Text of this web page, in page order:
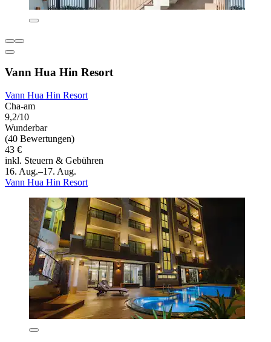
Vann Hua Hin Resort
Vann Hua Hin Resort
Cha-am
9,2/10
Wunderbar
(40 Bewertungen)
43 €
inkl. Steuern & Gebühren
16. Aug.–17. Aug.
Vann Hua Hin Resort